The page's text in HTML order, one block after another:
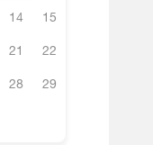
14 15
21 22
28 29